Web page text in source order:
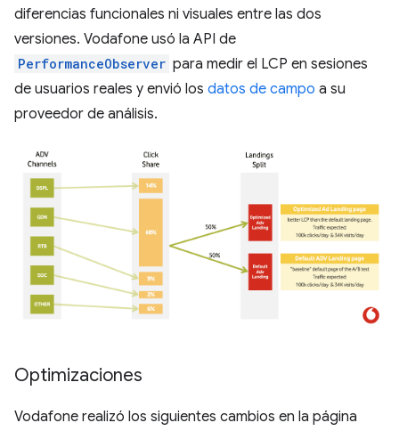
diferencias funcionales ni visuales entre las dos
versiones. Vodafone usó la API de
PerformanceObserver para medir el LCP en sesiones
de usuarios reales y envió los datos de campo a su
proveedor de análisis.
Optimizaciones
Vodafone realizó los siguientes cambios en la página